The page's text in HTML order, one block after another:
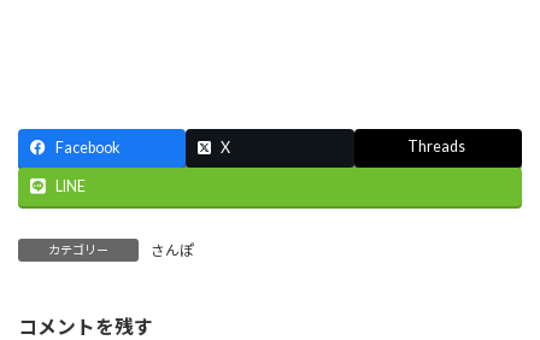
Facebook X Threads
LINE
カテゴリー さんぽ
コメントを残す